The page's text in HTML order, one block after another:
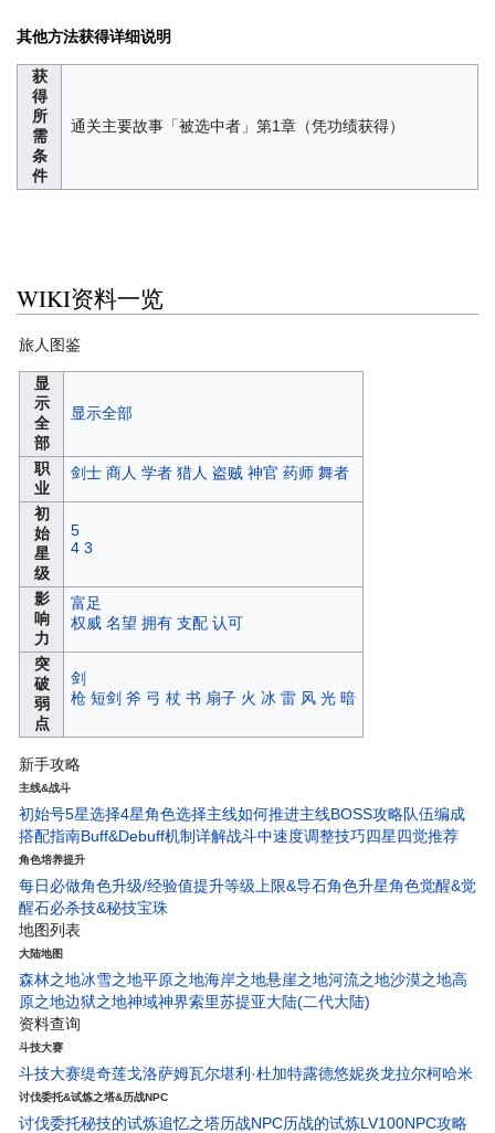
其他方法获得详细说明
获
得
所
需
条
件
通关主要故事「被选中者」第1章（凭功绩获得）
WIKI资料一览
旅人图鉴
显
示
全
部
显示全部
职
业
剑士 商人 学者 猎人 盗贼 神官 药师 舞者
初
始
星
级
5
4 3
影
响
力
富足
权威 名望 拥有 支配 认可
突
破
弱
点
剑
枪 短剑 斧 弓 杖 书 扇子 火 冰 雷 风 光 暗
新手攻略
主线&战斗
初始号5星选择4星角色选择主线如何推进主线BOSS攻略队伍编成
搭配指南Buff&Debuff机制详解战斗中速度调整技巧四星四觉推荐
角色培养提升
每日必做角色升级/经验值提升等级上限&导石角色升星角色觉醒&觉
醒石必杀技&秘技宝珠
地图列表
大陆地图
森林之地冰雪之地平原之地海岸之地悬崖之地河流之地沙漠之地高
原之地边狱之地神域神界索里苏提亚大陆(二代大陆)
资料查询
斗技大赛
斗技大赛缇奇莲戈洛萨姆瓦尔堪利·杜加特露德悠妮炎龙拉尔柯哈米
讨伐委托&试炼之塔&历战NPC
讨伐委托秘技的试炼追忆之塔历战NPC历战的试炼LV100NPC攻略